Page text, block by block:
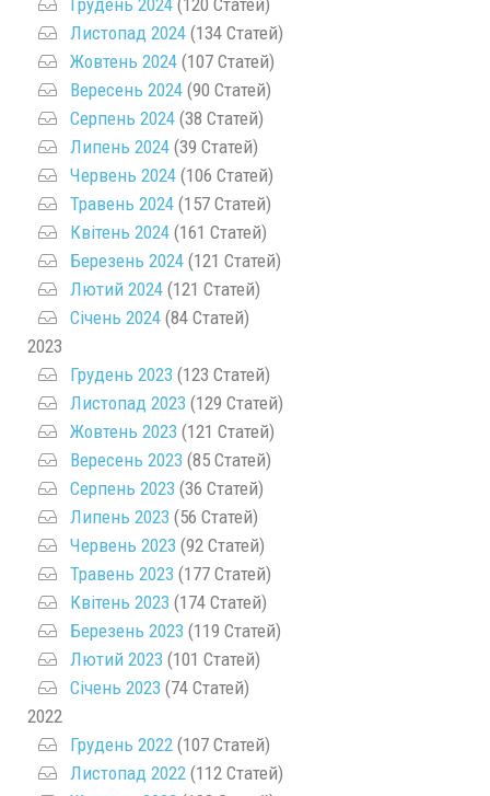
Листопад 2024 (134 Статей)
Жовтень 2024 (107 Статей)
Вересень 2024 (90 Статей)
Серпень 2024 (38 Статей)
Липень 2024 (39 Статей)
Червень 2024 (106 Статей)
Травень 2024 (157 Статей)
Квітень 2024 (161 Статей)
Березень 2024 (121 Статей)
Лютий 2024 (121 Статей)
Січень 2024 (84 Статей)
2023
Грудень 2023 (123 Статей)
Листопад 2023 (129 Статей)
Жовтень 2023 (121 Статей)
Вересень 2023 (85 Статей)
Серпень 2023 (36 Статей)
Липень 2023 (56 Статей)
Червень 2023 (92 Статей)
Травень 2023 (177 Статей)
Квітень 2023 (174 Статей)
Березень 2023 (119 Статей)
Лютий 2023 (101 Статей)
Січень 2023 (74 Статей)
2022
Грудень 2022 (107 Статей)
Листопад 2022 (112 Статей)